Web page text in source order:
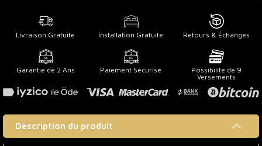
Livraison Gratuite Installation Gratuite Retours & Échanges
Garantie de 2 Ans Paiement Sécurisé
Possibilité de 9
Versements
Description du produit